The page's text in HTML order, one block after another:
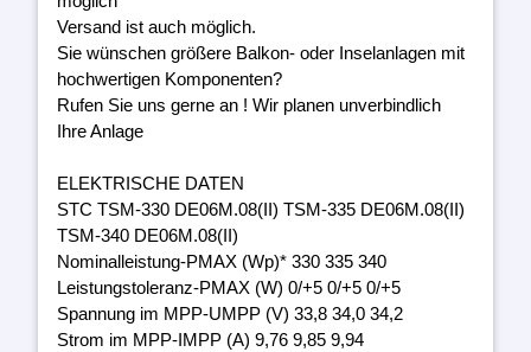
Versand ist auch möglich.
Sie wünschen größere Balkon- oder Inselanlagen mit
hochwertigen Komponenten?
Rufen Sie uns gerne an ! Wir planen unverbindlich
Ihre Anlage
ELEKTRISCHE DATEN
STC TSM-330 DE06M.08(II) TSM-335 DE06M.08(II)
TSM-340 DE06M.08(II)
Nominalleistung-PMAX (Wp)* 330 335 340
Leistungstoleranz-PMAX (W) 0/+5 0/+5 0/+5
Spannung im MPP-UMPP (V) 33,8 34,0 34,2
Strom im MPP-IMPP (A) 9,76 9,85 9,94